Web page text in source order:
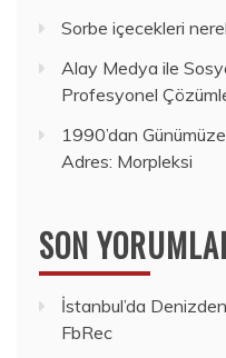
Sorbe içecekleri
Alay Medya ile
Profesyonel
1990’dan
Adres: Morpleksi
SON
İstanbul’da
FbRec